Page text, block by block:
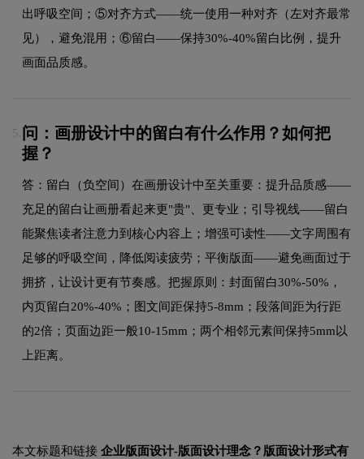
出呼吸空间；⑤对齐方式——统一使用一种对齐（左对齐最常
见），避免混用；⑥留白——保持30%-40%留白比例，提升
画面品质感。
5. 问：画册设计中的留白有什么作用？如何把
握？
答：留白（负空间）在画册设计中至关重要：提升品质感——
充足的留白让画册看起来更"贵"、更专业；引导视线——留白
能聚焦读者注意力到核心内容上；增强可读性——文字周围有
足够的呼吸空间，降低阅读疲劳；平衡版面——避免画面过于
拥挤，让设计更有节奏感。把握原则：封面留白30%-50%，
内页留白20%-40%；图文间距保持5-8mm；段落间距为行距
的2倍；页面边距一般10-15mm；两个相邻元素间保持5mm以
上距离。
本文标题和链接 企业版面设计-版面设计理念？版面设计形式有